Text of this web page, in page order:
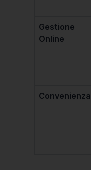
Gestione
Online
Convenienza